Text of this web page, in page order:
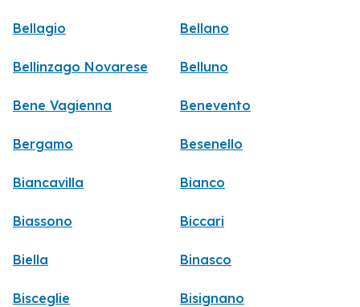
Bellagio Bellano
Bellinzago Novarese Belluno
Bene Vagienna Benevento
Bergamo Besenello
Biancavilla Bianco
Biassono Biccari
Biella Binasco
Bisceglie Bisignano